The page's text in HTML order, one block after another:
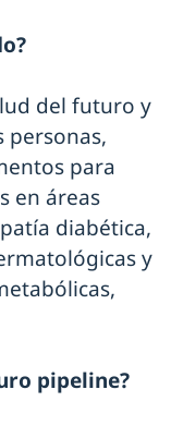
del futuro y
personas,
para
en áreas
diabética,
y
pipeline?